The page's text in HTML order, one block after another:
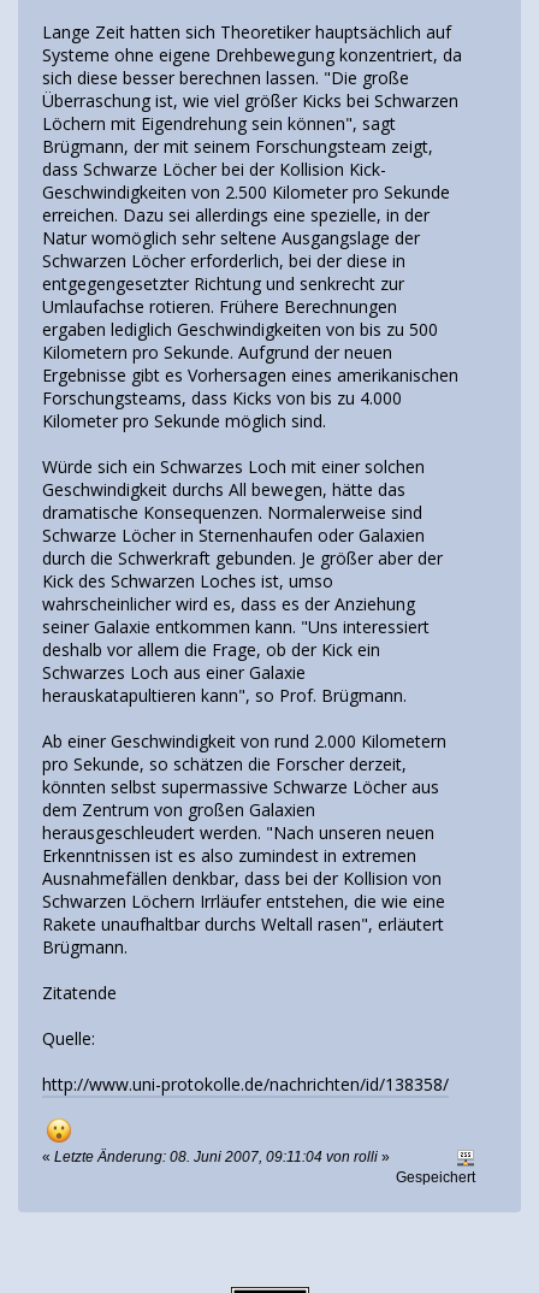
Lange Zeit hatten sich Theoretiker hauptsächlich auf
Systeme ohne eigene Drehbewegung konzentriert, da
sich diese besser berechnen lassen. "Die große
Überraschung ist, wie viel größer Kicks bei Schwarzen
Löchern mit Eigendrehung sein können", sagt
Brügmann, der mit seinem Forschungsteam zeigt,
dass Schwarze Löcher bei der Kollision Kick-
Geschwindigkeiten von 2.500 Kilometer pro Sekunde
erreichen. Dazu sei allerdings eine spezielle, in der
Natur womöglich sehr seltene Ausgangslage der
Schwarzen Löcher erforderlich, bei der diese in
entgegengesetzter Richtung und senkrecht zur
Umlaufachse rotieren. Frühere Berechnungen
ergaben lediglich Geschwindigkeiten von bis zu 500
Kilometern pro Sekunde. Aufgrund der neuen
Ergebnisse gibt es Vorhersagen eines amerikanischen
Forschungsteams, dass Kicks von bis zu 4.000
Kilometer pro Sekunde möglich sind.
Würde sich ein Schwarzes Loch mit einer solchen
Geschwindigkeit durchs All bewegen, hätte das
dramatische Konsequenzen. Normalerweise sind
Schwarze Löcher in Sternenhaufen oder Galaxien
durch die Schwerkraft gebunden. Je größer aber der
Kick des Schwarzen Loches ist, umso
wahrscheinlicher wird es, dass es der Anziehung
seiner Galaxie entkommen kann. "Uns interessiert
deshalb vor allem die Frage, ob der Kick ein
Schwarzes Loch aus einer Galaxie
herauskatapultieren kann", so Prof. Brügmann.
Ab einer Geschwindigkeit von rund 2.000 Kilometern
pro Sekunde, so schätzen die Forscher derzeit,
könnten selbst supermassive Schwarze Löcher aus
dem Zentrum von großen Galaxien
herausgeschleudert werden. "Nach unseren neuen
Erkenntnissen ist es also zumindest in extremen
Ausnahmefällen denkbar, dass bei der Kollision von
Schwarzen Löchern Irrläufer entstehen, die wie eine
Rakete unaufhaltbar durchs Weltall rasen", erläutert
Brügmann.
Zitatende
Quelle:
http://www.uni-protokolle.de/nachrichten/id/138358/
« Letzte Änderung: 08. Juni 2007, 09:11:04 von rolli »
Gespeichert